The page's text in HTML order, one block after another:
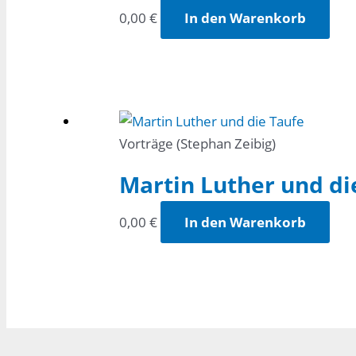
0,00 € In den Warenkorb
Vorträge (Stephan Zeibig)
Martin Luther und
0,00 € In den Warenkorb